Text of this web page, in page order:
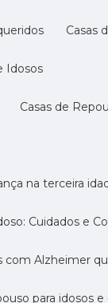
Idosos
Casas de
na terceira
Cuidados e
com Alzheimer
para